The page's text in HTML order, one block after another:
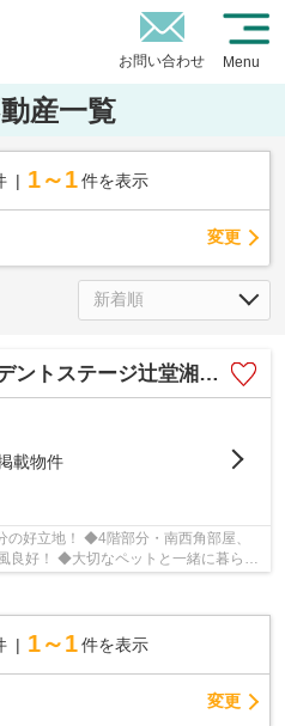
お問い合わせ Menu
産一覧
1～1 件を表示
変更
トステージ辻堂湘南C-X
載物件
好立地！ ◆4階部分・南西角部屋、
良好！ ◆大切なペットと一緒に暮らせ
1～1 件を表示
変更